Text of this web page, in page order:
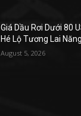
Giá Dầu Rơi Dưới 80
Hé Lộ Tương Lai
August 5, 2026